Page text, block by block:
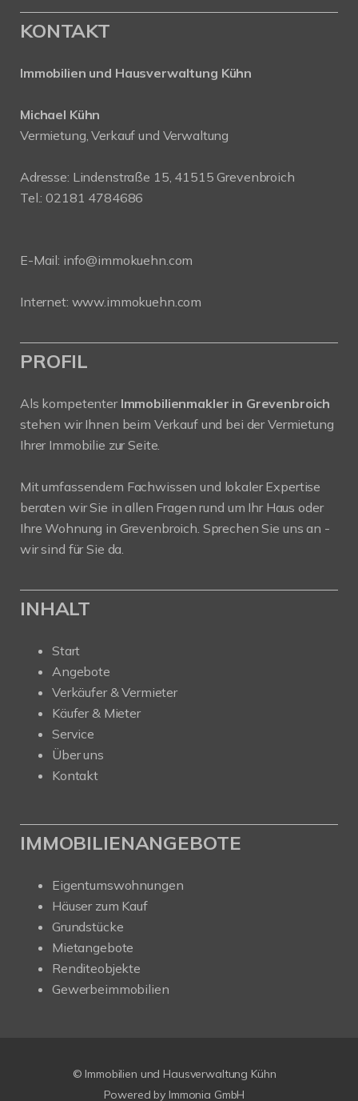
KONTAKT
Immobilien und Hausverwaltung Kühn
Michael Kühn
Vermietung, Verkauf und Verwaltung
Adresse: Lindenstraße 15, 41515 Grevenbroich
Tel.: 02181 4784686
E-Mail: info@immokuehn.com
Internet: www.immokuehn.com
PROFIL
Als kompetenter Immobilienmakler in Grevenbroich
stehen wir Ihnen beim Verkauf und bei der Vermietung
Ihrer Immobilie zur Seite.
Mit umfassendem Fachwissen und lokaler Expertise
beraten wir Sie in allen Fragen rund um Ihr Haus oder
Ihre Wohnung in Grevenbroich. Sprechen Sie uns an -
wir sind für Sie da.
INHALT
Start
Angebote
Verkäufer & Vermieter
Käufer & Mieter
Service
Über uns
Kontakt
IMMOBILIENANGEBOTE
Eigentumswohnungen
Häuser zum Kauf
Grundstücke
Mietangebote
Renditeobjekte
Gewerbeimmobilien
© Immobilien und Hausverwaltung Kühn
Powered by Immonia GmbH